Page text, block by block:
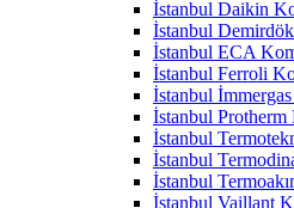
İstanbul Daikin
İstanbul
İstanbul ECA
İstanbul Ferroli
İstanbul
İstanbul
İstanbul
İstanbul
İstanbul
İstanbul Vaillant